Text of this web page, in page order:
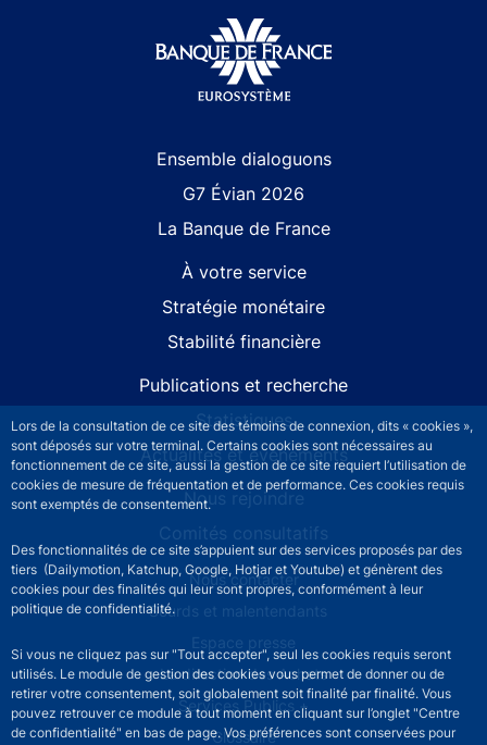
Lors de la consultation de ce site des témoins de connexion, dits « cookies »,
sont déposés sur votre terminal. Certains cookies sont nécessaires au
fonctionnement de ce site, aussi la gestion de ce site requiert l’utilisation de
cookies de mesure de fréquentation et de performance. Ces cookies requis
sont exemptés de consentement.
Des fonctionnalités de ce site s’appuient sur des services proposés par des
tiers (Dailymotion, Katchup, Google, Hotjar et Youtube) et génèrent des
cookies pour des finalités qui leur sont propres, conformément à leur
politique de confidentialité.
Si vous ne cliquez pas sur "Tout accepter", seul les cookies requis seront
utilisés. Le module de gestion des cookies vous permet de donner ou de
retirer votre consentement, soit globalement soit finalité par finalité. Vous
pouvez retrouver ce module à tout moment en cliquant sur l’onglet "Centre
de confidentialité" en bas de page. Vos préférences sont conservées pour
Ensemble dialoguons
G7 Évian 2026
La Banque de France
À votre service
Stratégie monétaire
Stabilité financière
Publications et recherche
Statistiques
Actualités et événements
Nous rejoindre
Comités consultatifs
Footer secondary menuNous contacter
Sourds et malentendants
Espace presse
La direction des Achats
Services Publics +
Glossaire